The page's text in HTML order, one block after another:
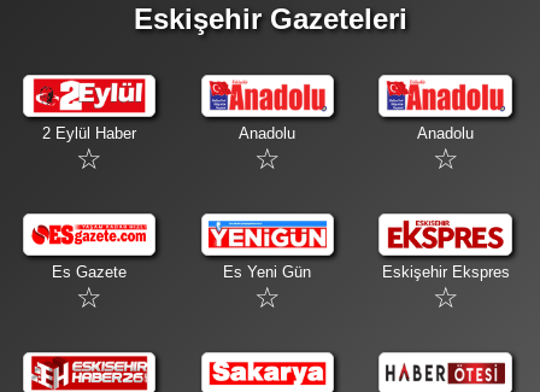
Eskişehir Gazeteleri
2 Eylül Haber Anadolu Anadolu
Es Gazete Es Yeni Gün Eskişehir Ekspres